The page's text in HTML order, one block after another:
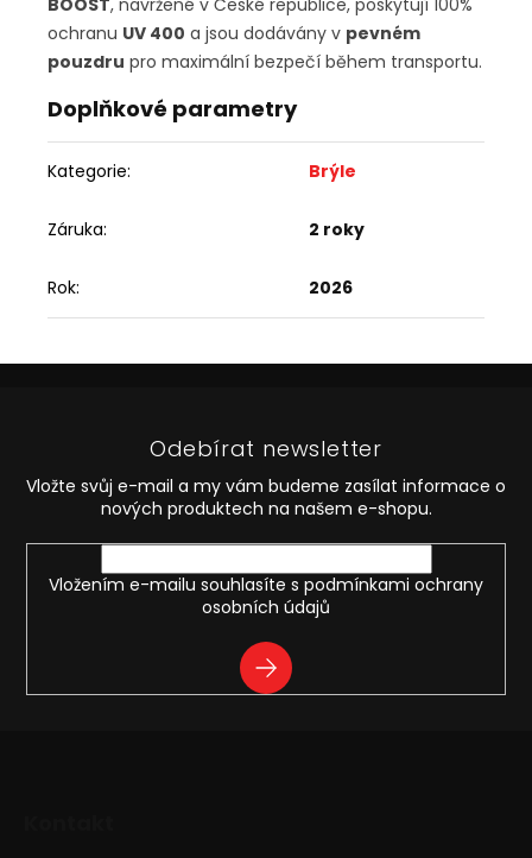
BOOST, navržené v České republice, poskytují 100%
ochranu UV 400 a jsou dodávány v pevném
pouzdru pro maximální bezpečí během transportu.
Doplňkové parametry
Kategorie: Brýle
Záruka: 2 roky
Rok: 2026
Odebírat newsletter
Vložte svůj e-mail a my vám budeme zasílat informace o
nových produktech na našem e-shopu.
Vložením e-mailu souhlasíte s podmínkami ochrany
osobních údajů
PŘIHLÁSIT
SE